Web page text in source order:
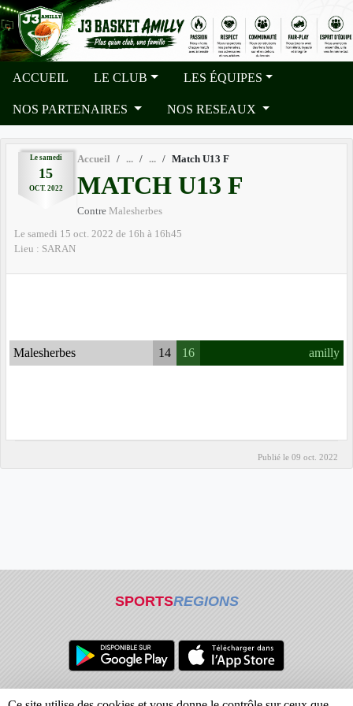
ACCUEIL LE CLUB LES ÉQUIPES
NOS PARTENAIRES NOS RESEAUX
Le samedi
15
OCT. 2022
Accueil Match U13 F
MATCH U13 F
Contre Malesherbes
Le samedi 15 oct. 2022 de 16h à 16h45
Lieu : SARAN
Malesherbes 14 16 amilly
Publié le 09 oct. 2022
SPORTSREGIONS
Charte cookies
Gestion des cookies
Panneau de gestion des cookies